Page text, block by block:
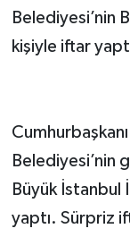
Belediyesi’nin
kişiyle iftar
Belediyesi’nin
Büyük İstanbul
yaptı. Sürpriz